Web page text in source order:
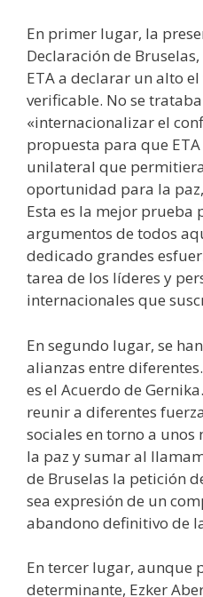
En primer lugar, la
Declaración de
ETA a declarar un alto
verificable. No se
«internacionalizar el
propuesta para que
unilateral que
oportunidad para la
Esta es la mejor prueba
argumentos de todos
dedicado grandes
tarea de los líderes y
internacionales que
En segundo lugar, se
alianzas entre
es el Acuerdo de
reunir a diferentes
sociales en torno a
la paz y sumar al
de Bruselas la petición
sea expresión de un
abandono definitivo de
En tercer lugar, aunque
determinante, Ezker